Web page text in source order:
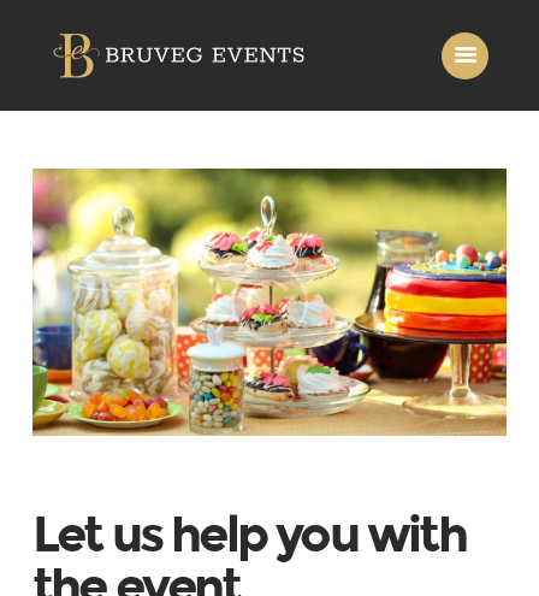
Home
About Us
Services
Gallery
Contact Us
Let us help you with